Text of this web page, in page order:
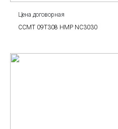
Цена договорная
CCMT 09T308 HMP NC3030